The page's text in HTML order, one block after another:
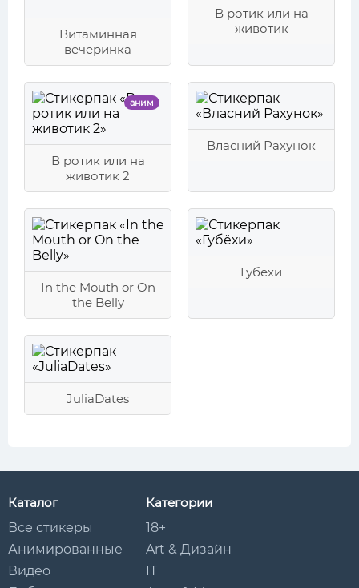
Витаминная
вечеринка
В ротик или на
животик
аним
В ротик или на
животик 2
Власний Рахунок
In the Mouth or On
the Belly
Губёхи
JuliaDates
Каталог
Все стикеры
Анимированные
Видео
Категории
18+
Art & Дизайн
IT